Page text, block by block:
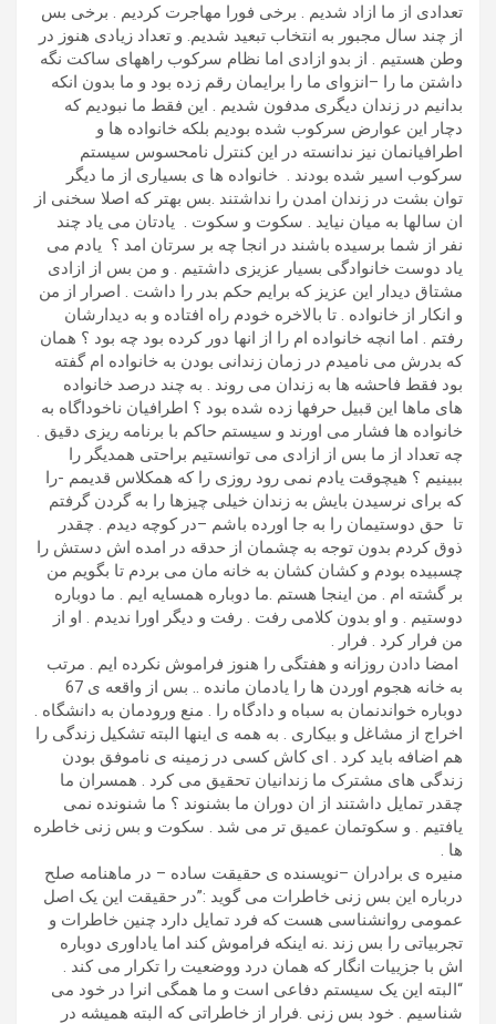
تعدادی از ما ازاد شدیم . برخی فورا مهاجرت کردیم . برخی بس
از چند سال مجبور به انتخاب تبعید شدیم. و تعداد زیادی هنوز در
وطن هستیم . از بدو ازادی اما نظام سرکوب راههای ساکت نگه
داشتن ما را –انزوای ما را برایمان رقم زده بود و ما بدون انکه
بدانیم در زندان دیگری مدفون شدیم . این فقط ما نبودیم که
دچار این عوارض سرکوب شده بودیم بلکه خانواده ها و
اطرافیانمان نیز ندانسته در این کنترل نامحسوس سیستم
سرکوب اسیر شده بودند . خانواده ها ی بسیاری از ما دیگر
توان بشت در زندان امدن را نداشتند .بس بهتر که اصلا سخنی از
ان سالها به میان نیاید . سکوت و سکوت . یادتان می یاد چند
نفر از شما برسیده باشند در انجا چه بر سرتان امد ؟ یادم می
یاد دوست خانوادگی بسیار عزیزی داشتیم . و من بس از ازادی
مشتاق دیدار این عزیز که برایم حکم بدر را داشت . اصرار از من
و انکار از خانواده . تا بالاخره خودم راه افتاده و به دیدارشان
رفتم . اما انچه خانواده ام را از انها دور کرده بود چه بود ؟ همان
که بدرش می نامیدم در زمان زندانی بودن به خانواده ام گفته
بود فقط فاحشه ها به زندان می روند . به چند درصد خانواده
های ماها این قبیل حرفها زده شده بود ؟ اطرافیان ناخوداگاه به
خانواده ها فشار می اورند و سیستم حاکم با برنامه ریزی دقیق .
چه تعداد از ما بس از ازادی می توانستیم براحتی همدیگر را
ببینیم ؟ هیچوقت یادم نمی رود روزی را که همکلاس قدیمم -را
که برای نرسیدن بایش به زندان خیلی چیزها را به گردن گرفتم
تا حق دوستیمان را به جا اورده باشم –در کوچه دیدم . چقدر
ذوق کردم بدون توجه به چشمان از حدقه در امده اش دستش را
چسبیده بودم و کشان کشان به خانه مان می بردم تا بگویم من
بر گشته ام . من اینجا هستم .ما دوباره همسایه ایم . ما دوباره
دوستیم . و او بدون کلامی رفت . رفت و دیگر اورا ندیدم . او از
من فرار کرد . فرار .
امضا دادن روزانه و هفتگی را هنوز فراموش نکرده ایم . مرتب
به خانه هجوم اوردن ها را یادمان مانده .. بس از واقعه ی 67
دوباره خواندنمان به سباه و دادگاه را . منع ورودمان به دانشگاه .
اخراج از مشاغل و بیکاری . به همه ی اینها البته تشکیل زندگی را
هم اضافه باید کرد . ای کاش کسی در زمینه ی ناموفق بودن
زندگی های مشترک ما زندانیان تحقیق می کرد . همسران ما
چقدر تمایل داشتند از ان دوران ما بشنوند ؟ ما شنونده نمی
یافتیم . و سکوتمان عمیق تر می شد . سکوت و بس زنی خاطره
ها .
منیره ی برادران –نویسنده ی حقیقت ساده – در ماهنامه صلح
درباره این بس زنی خاطرات می گوید :”در حقیقت این یک اصل
عمومی روانشناسی هست که فرد تمایل دارد چنین خاطرات و
تجربیاتی را بس زند .نه اینکه فراموش کند اما یاداوری دوباره
اش با جزییات انگار که همان درد ووضعیت را تکرار می کند .
“البته این یک سیستم دفاعی است و ما همگی انرا در خود می
شناسیم . خود بس زنی .فرار از خاطراتی که البته همیشه در